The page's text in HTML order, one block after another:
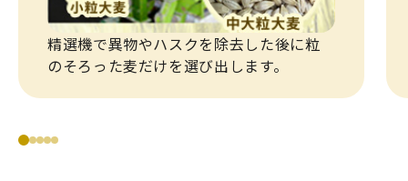
精選機で異物やハスクを除去した後に粒
のそろった麦だけを選び出します。